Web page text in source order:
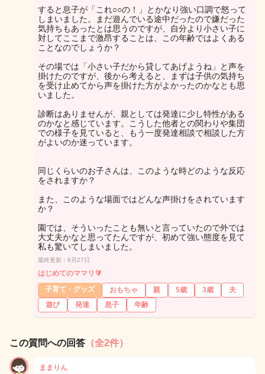
すると息子が「これ○○の！」とかなり強い口調で怒って
しまいました。まだ遊んでいる途中だったので嫌だった
気持ちもあったとは思うのですが、自分より小さい子に
対してここまで激昂することは、この年齢ではよくある
ことなのでしょうか？
その場では「小さい子だから貸してあげようね」と声を
掛けたのですが、後から考えると、まずは子供の気持ち
を受け止めてから声を掛けた方がよかったのかなとも思
いました。
診断はありませんが、親としては発達に少し特性がある
のかなと感じています。こうした他者との関わりや集団
での様子を見ていると、もう一度発達相談で相談した方
がよいのか迷っています。
同じくらいのお子さんは、このような時どのような反応
をされますか？
また、このような場面ではどんな声掛けをされています
か？
園では、そういったことも無いと言っていたので外では
大丈夫かなと思ってたんですが、初めて強い態度を見て
私も驚いてしまいました。
最終更新：6月27日
はじめてのママリ🔰
子育て・グッズ
おもちゃ 親 5歳 3歳
夫
遊び
発達 息子 年齢
この質問への回答 （全2件）
ままりん